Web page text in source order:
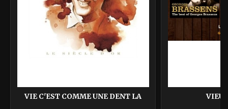
VIE C'EST COMME UNE DENT LA